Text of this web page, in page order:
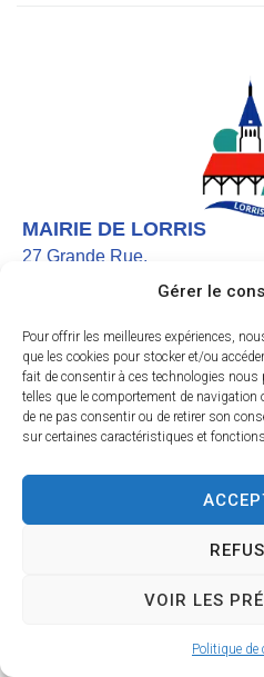
Gérer le
Pour offrir les meilleures expériences,
que les cookies pour stocker et/ou
fait de consentir à ces technologies nous
telles que le comportement de
de ne pas consentir ou de retirer son
sur certaines caractéristiques et
VOIR LES
Politique de
MAIRIE DE LORRIS
27 Grande Rue,
Nous contacter
Instagram
Facebook
Le lundi et vendredi de 9h à
Du mardi au jeudi de 9h à 12h
Mentions légales